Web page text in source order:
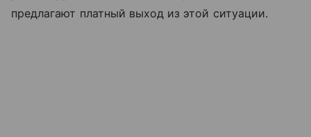
предлагают платный выход из этой ситуации.